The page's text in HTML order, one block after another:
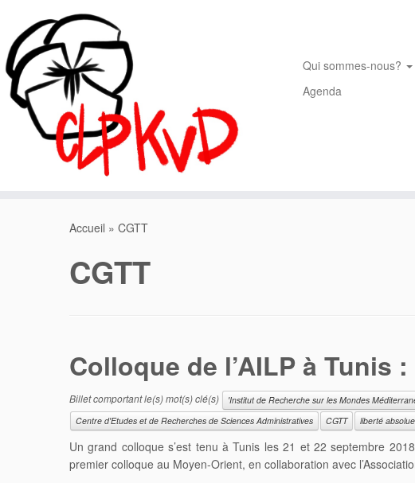
contenu
Qui sommes-nous?
Agenda
Accueil » CGTT
CGTT
Colloque de l’AILP à Tunis
Billet comportant le(s) mot(s) clé(s) 'Institut de Recherche sur les Mondes
Centre d'Etudes et de Recherches de Sciences Administratives
CGTT liberté
Un grand colloque s’est tenu à Tunis les 21 et 22 septembre
premier colloque au Moyen-Orient, en collaboration avec